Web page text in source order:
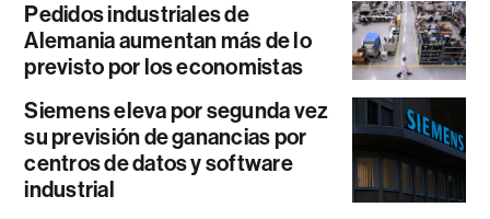
Pedidos industriales de
Alemania aumentan más de lo
previsto por los economistas
Siemens eleva por segunda vez
su previsión de ganancias por
centros de datos y software
industrial